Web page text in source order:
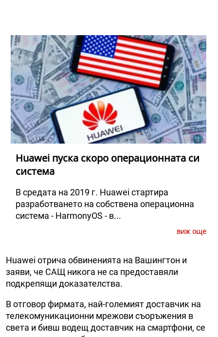
Huawei пуска скоро операционната си
система
В средата на 2019 г. Huawei стартира
разработването на собствена операционна
система - HarmonyOS - в...
виж още
Huawei отрича обвиненията на Вашингтон и
заяви, че САЩ никога не са предоставяли
подкрепящи доказателства.
В отговор фирмата, най-големият доставчик на
телекомуникационни мрежови съоръжения в
света и бивш водещ доставчик на смартфони, се